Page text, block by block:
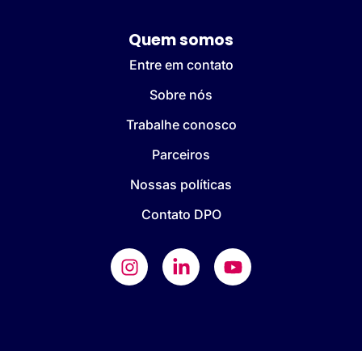
Quem somos
Entre em contato
Sobre nós
Trabalhe conosco
Parceiros
Nossas políticas
Contato DPO